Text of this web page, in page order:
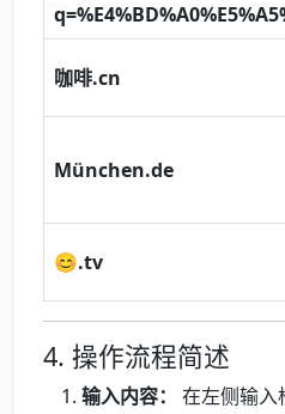
咖啡.cn
München.de
😊.tv
4. 操作流程简述
输入内容：
在左侧输入